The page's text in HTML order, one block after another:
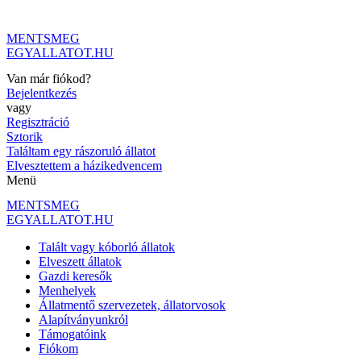
tartalomhoz
MENTSMEG
EGYALLATOT.HU
Van már fiókod?
Bejelentkezés
vagy
Regisztráció
Sztorik
Találtam egy rászoruló állatot
Elvesztettem a házikedvencem
Menü
MENTSMEG
EGYALLATOT.HU
Talált vagy kóborló állatok
Elveszett állatok
Gazdi keresők
Menhelyek
Állatmentő szervezetek, állatorvosok
Alapítványunkról
Támogatóink
Fiókom